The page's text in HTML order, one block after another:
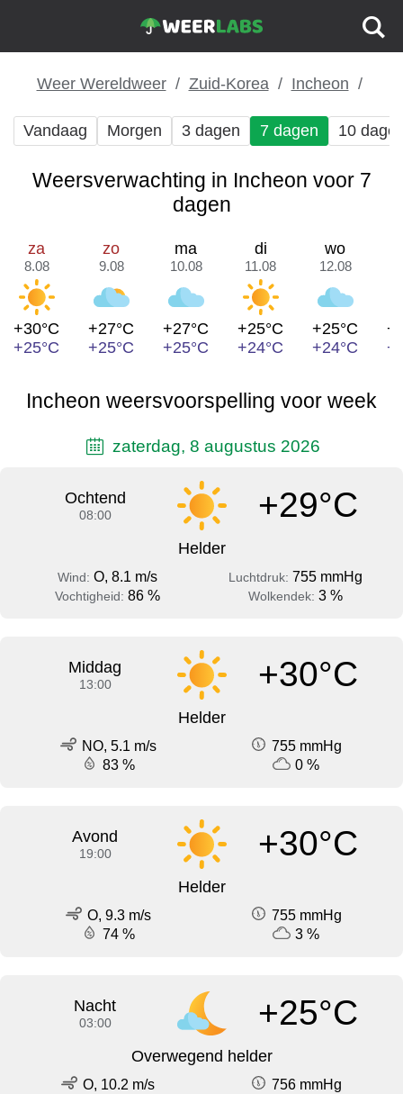
Weer Wereldweer Zuid-Korea Incheon
Vandaag Morgen 3 dagen 7 dagen 10
Weersverwachting in Incheon voor 7
dagen
za
8.08
+30°C
+25°C
zo
9.08
+27°C
+25°C
ma
10.08
+27°C
+25°C
di
11.08
+25°C
+24°C
wo
12.08
+25°C
+24°C
Incheon weersvoorspelling voor week
zaterdag, 8 augustus 2026
Ochtend
08:00 +29°C
Helder
Wind: O, 8.1 m/s Luchtdruk: 755 mmHg
Vochtigheid: 86 % Wolkendek: 3 %
Middag
13:00 +30°C
Helder
NO, 5.1 m/s
755 mmHg
83 %
0 %
Avond
19:00 +30°C
Helder
O, 9.3 m/s
755 mmHg
74 %
3 %
Nacht
03:00 +25°C
Overwegend helder
O, 10.2 m/s
756 mmHg